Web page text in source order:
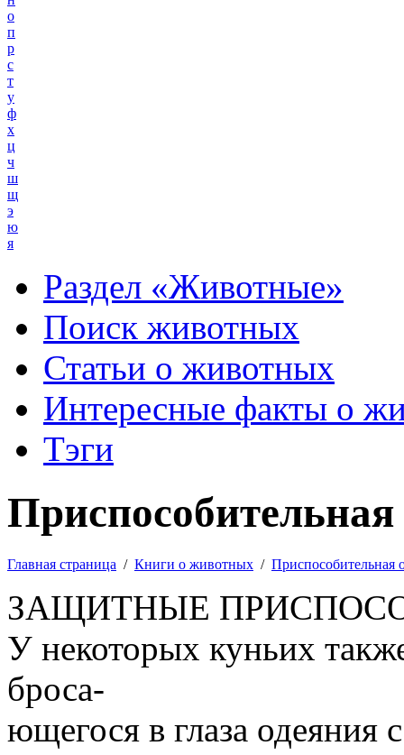
о
п
р
с
т
у
ф
х
ц
ч
ш
щ
э
ю
я
Раздел «Животные»
Поиск животных
Статьи о животных
Интересные факты о
Тэги
Главная страница / Книги о животных / Приспособительная
ЗАЩИТНЫЕ
У некоторых куньих
броса-
ющегося в глаза одеяния